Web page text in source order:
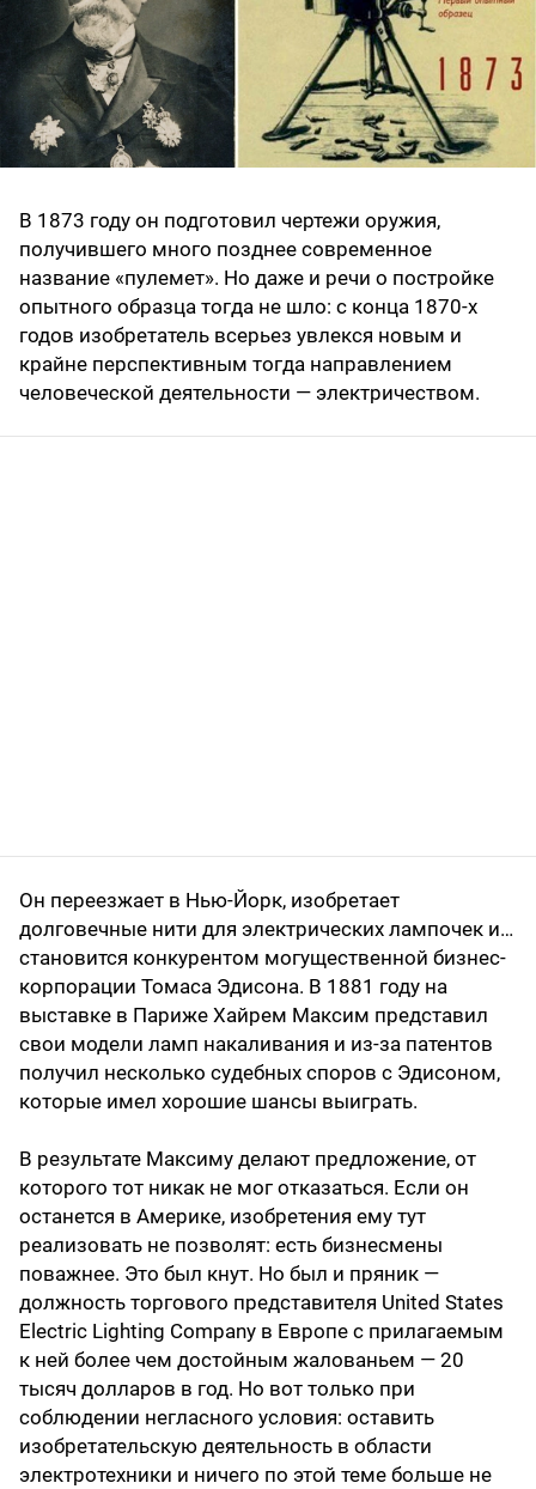
В 1873 году он подготовил чертежи оружия,
получившего много позднее современное
название «пулемет». Но даже и речи о постройке
опытного образца тогда не шло: с конца 1870-х
годов изобретатель всерьез увлекся новым и
крайне перспективным тогда направлением
человеческой деятельности — электричеством.
Он переезжает в Нью-Йорк, изобретает
долговечные нити для электрических лампочек и…
становится конкурентом могущественной бизнес-
корпорации Томаса Эдисона. В 1881 году на
выставке в Париже Хайрем Максим представил
свои модели ламп накаливания и из-за патентов
получил несколько судебных споров с Эдисоном,
которые имел хорошие шансы выиграть.
В результате Максиму делают предложение, от
которого тот никак не мог отказаться. Если он
останется в Америке, изобретения ему тут
реализовать не позволят: есть бизнесмены
поважнее. Это был кнут. Но был и пряник —
должность торгового представителя United States
Electric Lighting Company в Европе с прилагаемым
к ней более чем достойным жалованьем — 20
тысяч долларов в год. Но вот только при
соблюдении негласного условия: оставить
изобретательскую деятельность в области
электротехники и ничего по этой теме больше не